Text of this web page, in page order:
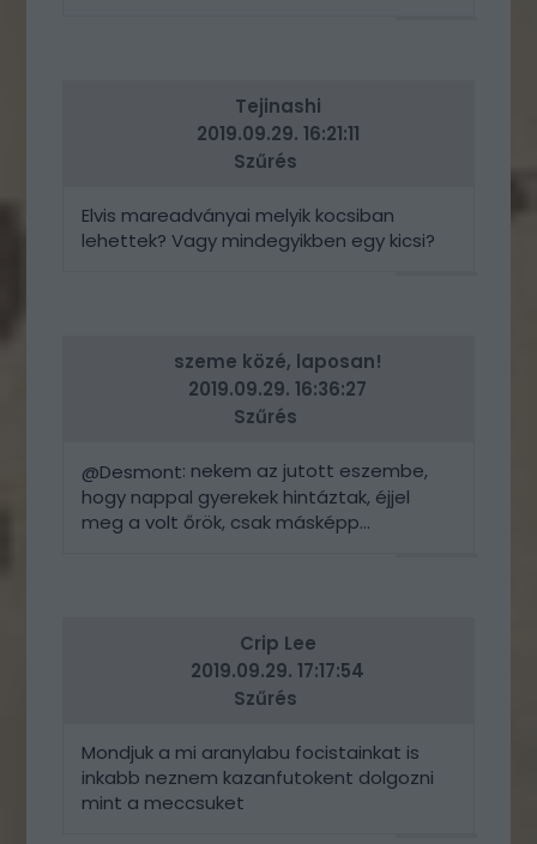
Tejinashi
2019.09.29. 16:21:11
Szűrés
Elvis mareadványai melyik kocsiban
lehettek? Vagy mindegyikben egy kicsi?
szeme közé, laposan!
2019.09.29. 16:36:27
Szűrés
@Desmont: nekem az jutott eszembe,
hogy nappal gyerekek hintáztak, éjjel
meg a volt őrök, csak másképp...
Crip Lee
2019.09.29. 17:17:54
Szűrés
Mondjuk a mi aranylabu focistainkat is
inkabb neznem kazanfutokent dolgozni
mint a meccsuket